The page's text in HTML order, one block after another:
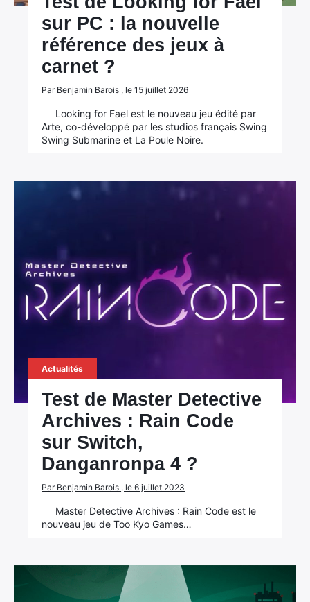
sur PC : la nouvelle
référence des jeux à
carnet ?
Par Benjamin Barois , le 15 juillet 2026
Looking for Fael est le nouveau jeu édité par
Arte, co-développé par les studios français Swing
Swing Submarine et La Poule Noire.
Actualités
Test de Master Detective
Archives : Rain Code
sur Switch,
Danganronpa 4 ?
Par Benjamin Barois , le 6 juillet 2023
Master Detective Archives : Rain Code est le
nouveau jeu de Too Kyo Games…